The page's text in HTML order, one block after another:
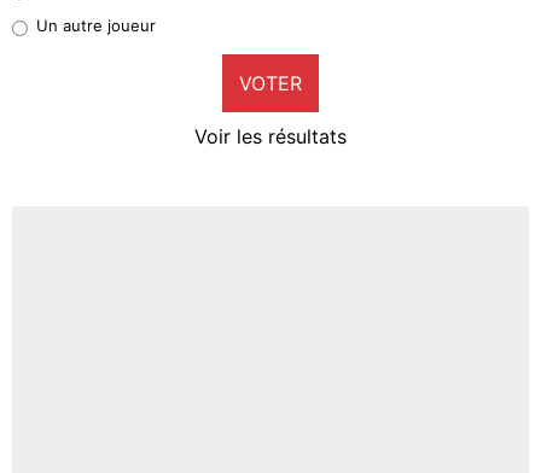
9%
Un autre joueur
VOTER
Voir les résultats